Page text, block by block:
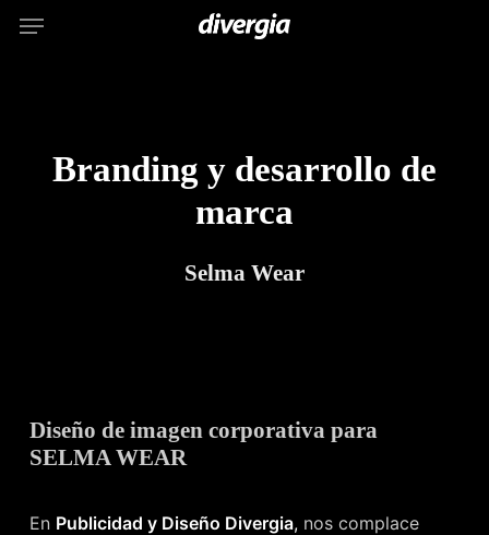
SkipMenu
Branding y desarrollo de
marca
Selma Wear
Diseño de imagen corporativa para
SELMA WEAR
En Publicidad y Diseño Divergia, nos complace